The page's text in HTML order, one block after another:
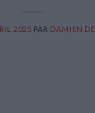
2025 PAR DAMIEN